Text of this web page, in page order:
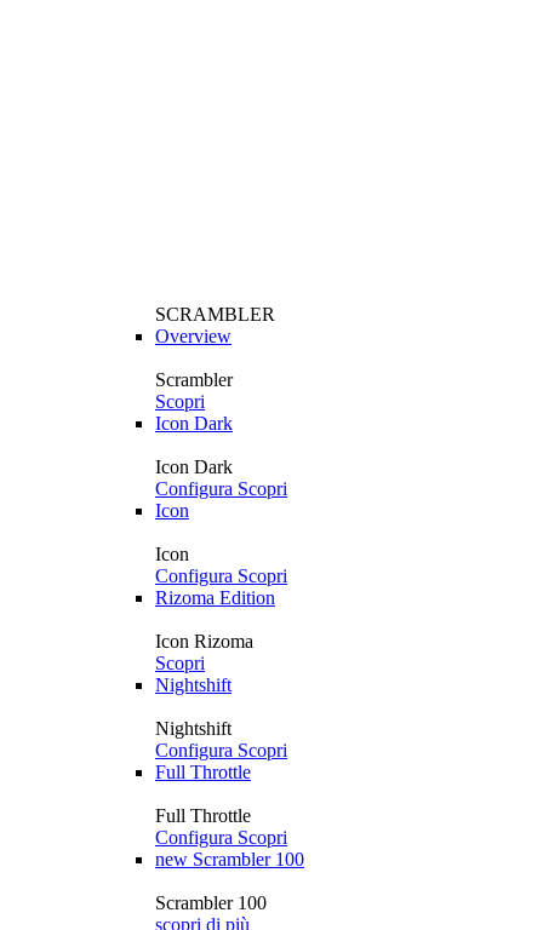
SCRAMBLER
Overview
Scrambler
Scopri
Icon Dark
Icon Dark
Configura Scopri
Icon
Icon
Configura Scopri
Rizoma Edition
Icon Rizoma
Scopri
Nightshift
Nightshift
Configura Scopri
Full Throttle
Full Throttle
Configura Scopri
new Scrambler 100
Scrambler 100
scopri di più